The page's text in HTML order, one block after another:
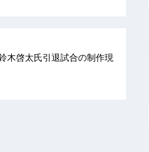
木啓太氏引退試合の制作現